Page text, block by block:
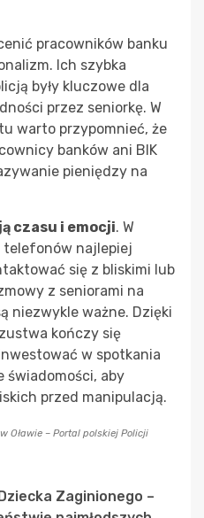
pracowników banku
Ich szybka
były kluczowe dla
przez seniorkę. W
warto przypomnieć, że
banków ani BIK
pieniędzy na
czasu i emocji. W
telefonów najlepiej
się z bliskimi lub
z seniorami na
niezwykle ważne. Dzięki
kończy się
w spotkania
świadomości, aby
przed manipulacją.
Oławie – Portal polskiej Policji
Zaginionego –